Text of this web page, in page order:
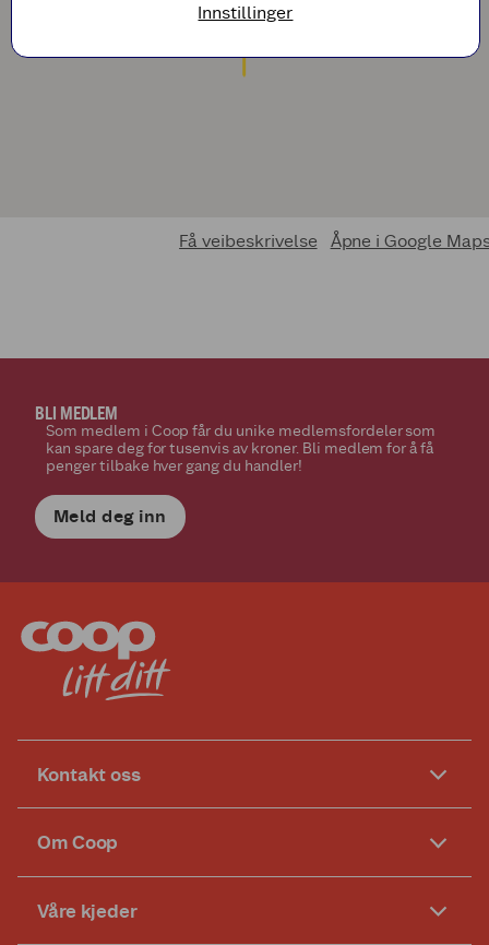
Få veibeskrivelse Åpne i Google
BLI MEDLEM
Som medlem i Coop får du unike medlemsfordeler som
kan spare deg for tusenvis av kroner. Bli medlem for å få
penger tilbake hver gang du handler!
Meld deg inn
Kontakt oss
Om Coop
Våre kjeder
Innstillinger